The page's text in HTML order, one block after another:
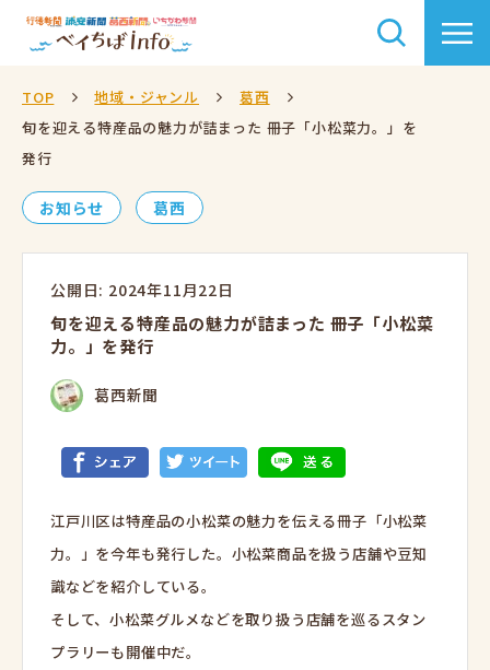
TOP 地域・ジャンル
葛西
旬を迎える特産品の魅力が詰まった 冊子「小松菜力。」を
発行
お知らせ 葛西
公開日: 2024年11月22日
旬を迎える特産品の魅力が詰まった 冊子「小松菜
力。」を発行
葛西新聞
江戸川区は特産品の小松菜の魅力を伝える冊子「小松菜
力。」を今年も発行した。小松菜商品を扱う店舗や豆知
識などを紹介している。
そして、小松菜グルメなどを取り扱う店舗を巡るスタン
プラリーも開催中だ。